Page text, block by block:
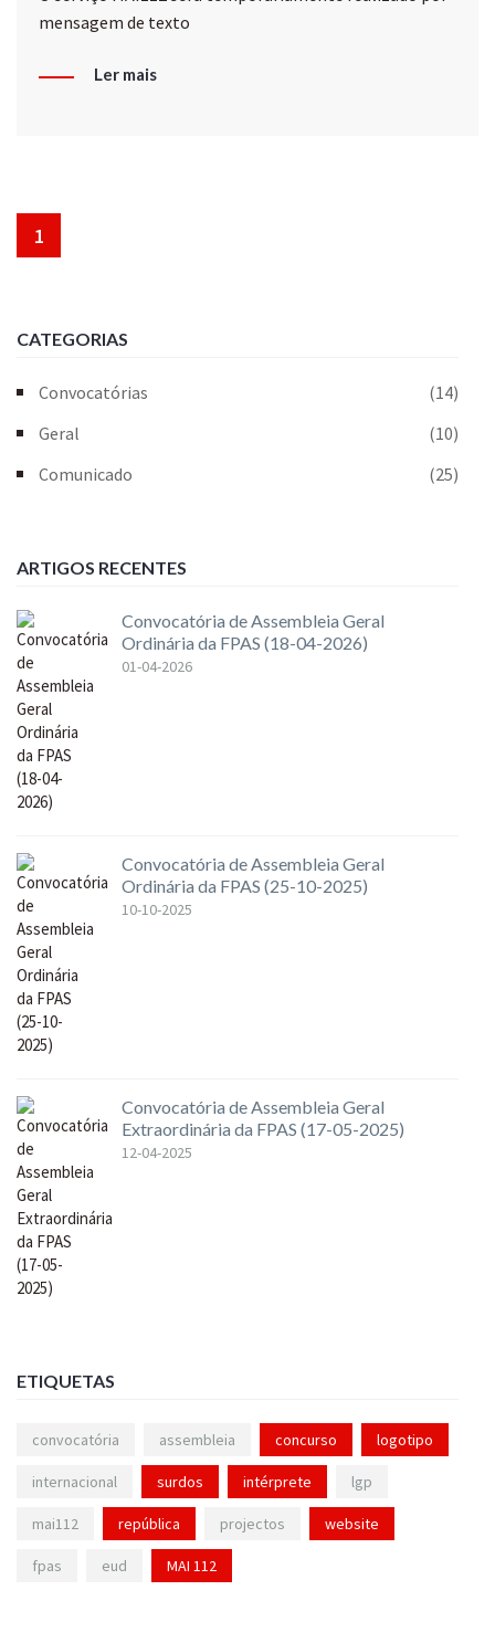
mensagem de texto
Ler mais
1
CATEGORIAS
Convocatórias
(14)
Geral
(10)
Comunicado
(25)
ARTIGOS RECENTES
Convocatória de Assembleia Geral
Ordinária da FPAS (18-04-2026)
01-04-2026
Convocatória de Assembleia Geral
Ordinária da FPAS (25-10-2025)
10-10-2025
Convocatória de Assembleia Geral
Extraordinária da FPAS (17-05-2025)
12-04-2025
ETIQUETAS
convocatória assembleia concurso logotipo
internacional surdos intérprete lgp
mai112 república projectos website
fpas eud MAI 112